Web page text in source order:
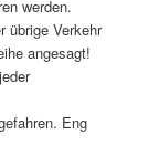
werden.
übrige Verkehr
angesagt!
Eng